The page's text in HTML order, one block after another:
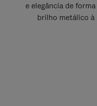
e elegância de
brilho metálico à